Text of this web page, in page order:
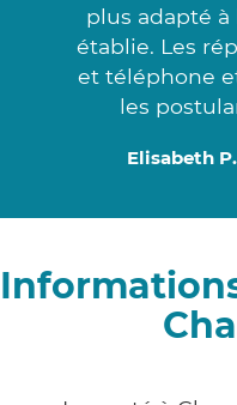
plus adapté
établie. Les
et téléphone
les
Elisabeth P.